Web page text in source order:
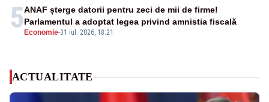
5 Economie-31 iul. 2026, 18:21
ANAF șterge datorii pentru zeci de mii de firme!
Parlamentul a adoptat legea privind amnistia fiscală
ACTUALITATE